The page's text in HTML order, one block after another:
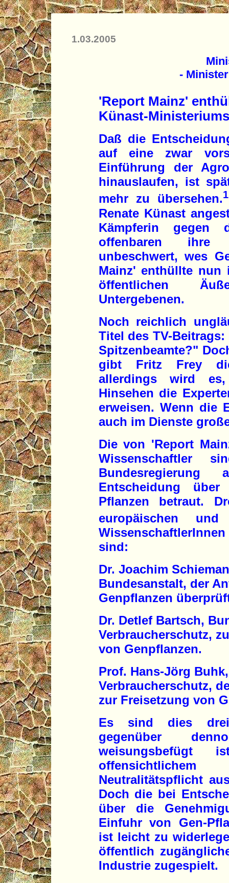
1.03.2005
-
'Report Mainz'
Künast-Ministeriums
Daß die
auf eine zwar
Einführung der
hinauslaufen, ist
mehr zu übersehen.1
Renate Künast
Kämpferin gegen
offenbaren ihre
unbeschwert, wes
Mainz' enthüllte nun
öffentlichen
Untergebenen.
Noch reichlich
Titel des TV-
Spitzenbeamte?"
gibt Fritz Frey
allerdings wird
Hinsehen die
erweisen. Wenn die
auch im Dienste
Die von 'Report
Wissenschaftler
Entscheidung
Pflanzen betraut.
europäischen und
sind:
Dr. Joachim
Bundesanstalt, der
Genpflanzen
Dr. Detlef Bartsch,
Verbraucherschutz,
von Genpflanzen.
Prof. Hans-Jörg
Verbraucherschutz,
zur Freisetzung von
Es sind dies drei
gegenüber
Neutralitätspflicht
Doch die bei
über die
Einfuhr von Gen-
ist leicht zu
öffentlich
Industrie zugespielt.